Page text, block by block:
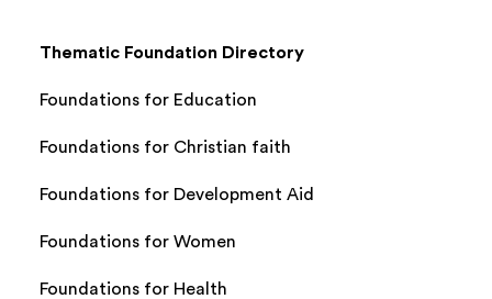
Thematic Foundation Directory
Foundations for Education
Foundations for Christian faith
Foundations for Development Aid
Foundations for Women
Foundations for Health